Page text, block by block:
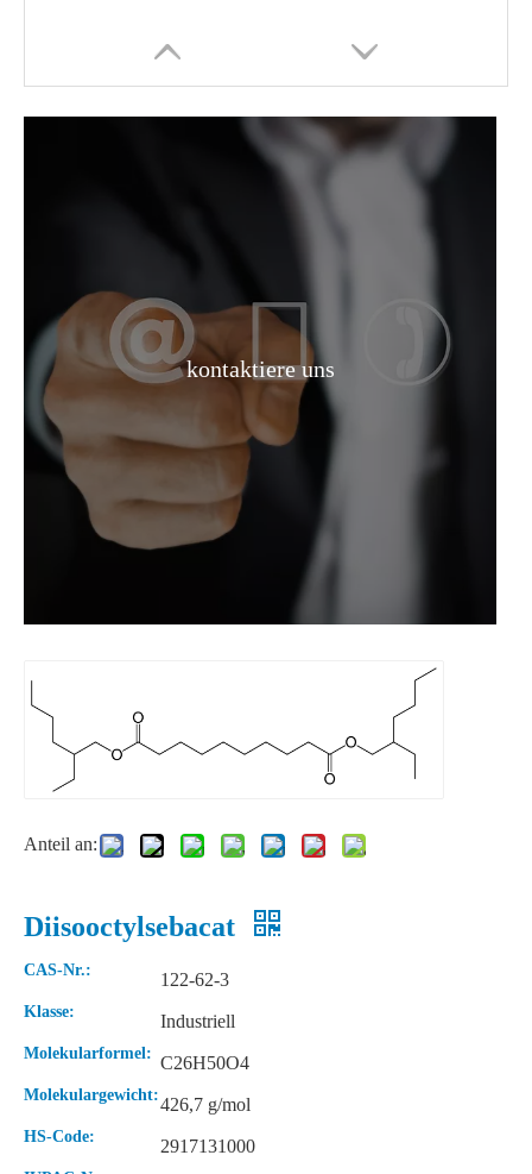
Lösung Funktionaler Rohstoff Diisooctylsebacat
99 % umweltfreundlicher Weichmacher Diethylphthalat
kontaktiere uns
Anteil an:
Diisooctylsebacat
CAS-Nr.: 122-62-3
Klasse: Industriell
Molekularformel: C26H50O4
Molekulargewicht:426,7 g/mol
HS-Code: 2917131000